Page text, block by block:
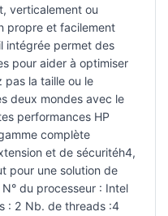
verticalement ou
propre et facilement
intégrée permet des
pour aider à optimiser
pas la taille ou le
deux mondes avec le
performances HP
complète
et de sécuritéh4,
pour une solution de
du processeur : Intel
: 2 Nb. de threads :4